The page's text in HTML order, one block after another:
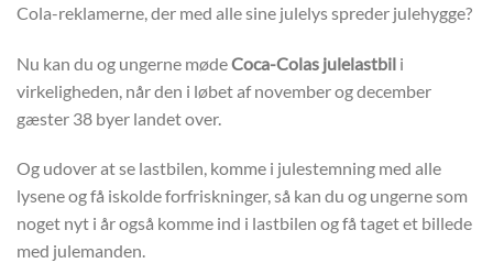
Cola-reklamerne, der med alle sine julelys spreder julehygge?
Nu kan du og ungerne mødeCoca-Colas julelastbil i
virkeligheden, når den i løbet af november og december
gæster 38 byer landet over.
Og udover at se lastbilen, komme i julestemning med alle
lysene og få iskolde forfriskninger, så kan du og ungerne som
noget nyt i år også komme ind i lastbilen og få taget et billede
med julemanden.